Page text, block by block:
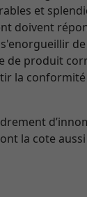
et
doivent
de produit
la
la cote